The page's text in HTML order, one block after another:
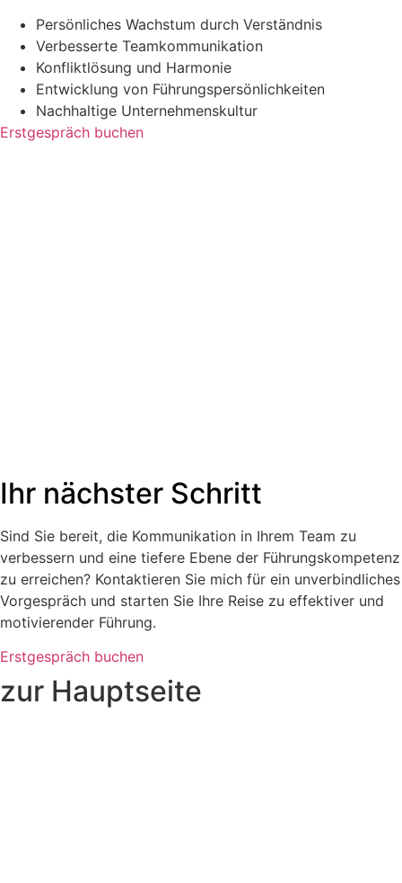
Persönliches Wachstum durch Verständnis
Verbesserte Teamkommunikation
Konfliktlösung und Harmonie
Entwicklung von Führungspersönlichkeiten
Nachhaltige Unternehmenskultur
Erstgespräch buchen
Ihr nächster Schritt
Sind Sie bereit, die Kommunikation in Ihrem Team zu
verbessern und eine tiefere Ebene der Führungskompetenz
zu erreichen? Kontaktieren Sie mich für ein unverbindliches
Vorgespräch und starten Sie Ihre Reise zu effektiver und
motivierender Führung.
Erstgespräch buchen
zur Hauptseite